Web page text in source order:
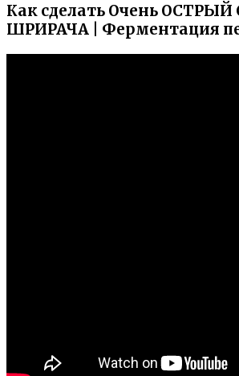
Как сделать Очень ОСТРЫЙ
ШРИРАЧА | Ферментация